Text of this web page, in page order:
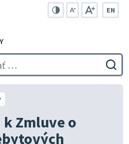
EN
k Zmluve o